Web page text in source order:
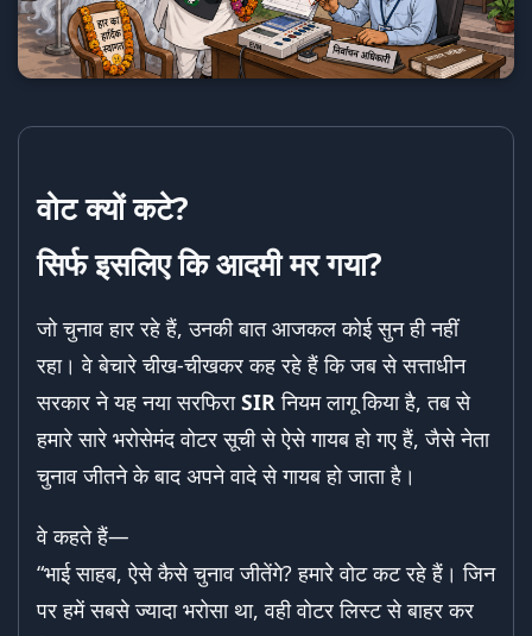
वोट क्यों कटे?
सिर्फ इसलिए कि आदमी मर गया?
जो चुनाव हार रहे हैं, उनकी बात आजकल कोई सुन ही नहीं
रहा। वे बेचारे चीख-चीखकर कह रहे हैं कि जब से सत्ताधीन
सरकार ने यह नया सरफिराSIRनियम लागू किया है, तब से
हमारे सारे भरोसेमंद वोटर सूची से ऐसे गायब हो गए हैं, जैसे नेता
चुनाव जीतने के बाद अपने वादे से गायब हो जाता है।
वे कहते हैं—
“भाई साहब, ऐसे कैसे चुनाव जीतेंगे? हमारे वोट कट रहे हैं। जिन
पर हमें सबसे ज्यादा भरोसा था, वही वोटर लिस्ट से बाहर कर